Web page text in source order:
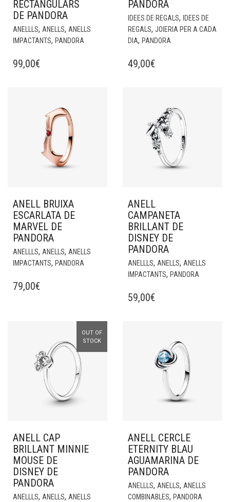
RECTANGULARS
DE PANDORA
ANELLLS, ANELLS, ANELLS
IMPACTANTS, PANDORA
99,00€
PANDORA
IDEES DE REGALS,
IDEES DE
REGALS, JOIERIA PER A CADA
DIA, PANDORA
49,00€
ANELL BRUIXA
ESCARLATA DE
MARVEL DE
PANDORA
ANELLLS, ANELLS, ANELLS
IMPACTANTS, PANDORA
79,00€
ANELL
CAMPANETA
BRILLANT DE
DISNEY DE
PANDORA
ANELLLS, ANELLS, ANELLS
IMPACTANTS, PANDORA
59,00€
OUT OF
STOCK
ANELL CAP
BRILLANT MINNIE
MOUSE DE
DISNEY DE
PANDORA
ANELLLS, ANELLS, ANELLS
ANELL CERCLE
ETERNITY BLAU
AGUAMARINA DE
PANDORA
ANELLLS, ANELLS, ANELLS
COMBINABLES, PANDORA